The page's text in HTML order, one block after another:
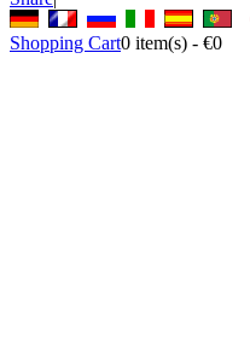
Shopping Cart0 item(s) - €0